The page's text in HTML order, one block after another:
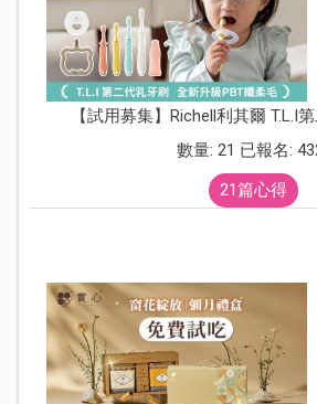
【試用募集】Richell利其爾 T.L.I
數量: 21 已報名:
21篇心得